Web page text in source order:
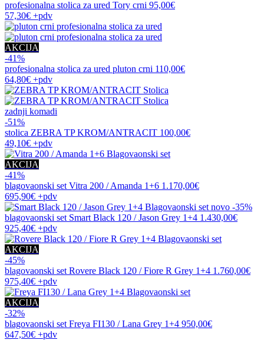
profesionalna stolica za ured Tory crni 95,00€
57,30€ +pdv
AKCIJA
-41%
profesionalna stolica za ured pluton crni 110,00€
64,80€ +pdv
zadnji komadi
-51%
stolica ZEBRA TP KROM/ANTRACIT 100,00€
49,10€ +pdv
AKCIJA
-41%
blagovaonski set Vitra 200 / Amanda 1+6 1.170,00€
695,90€ +pdv
novo -35%
blagovaonski set Smart Black 120 / Jason Grey 1+4 1.430,00€
925,40€ +pdv
AKCIJA
-45%
blagovaonski set Rovere Black 120 / Fiore R Grey 1+4 1.760,00€
975,40€ +pdv
AKCIJA
-32%
blagovaonski set Freya FI130 / Lana Grey 1+4 950,00€
647,50€ +pdv